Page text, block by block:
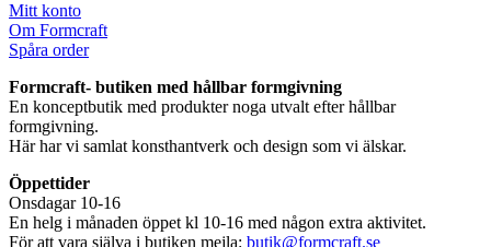
Mitt konto
Om Formcraft
Spåra order
Formcraft- butiken med hållbar formgivning
En konceptbutik med produkter noga utvalt efter hållbar
formgivning.
Här har vi samlat konsthantverk och design som vi älskar.
Öppettider
Onsdagar 10-16
En helg i månaden öppet kl 10-16 med någon extra aktivitet.
För att vara själva i butiken mejla: butik@formcraft.se